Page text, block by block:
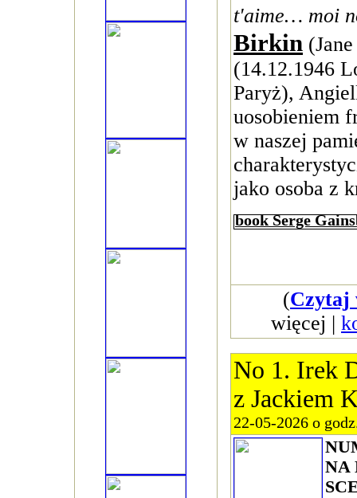
t'aime… moi
Birkin
(14.12.1946
Paryż),
uosobieniem
w naszej
jako osoba z
book Serge
(Czytaj
więcej |
No 1. Irek
z Jackiem
22-05-2026 o
NA